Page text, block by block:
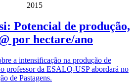
2015
Potencial de produção,
por hectare/ano
a intensificação na produção de
o professor da ESALQ-USP abordará no
de Pastagens.